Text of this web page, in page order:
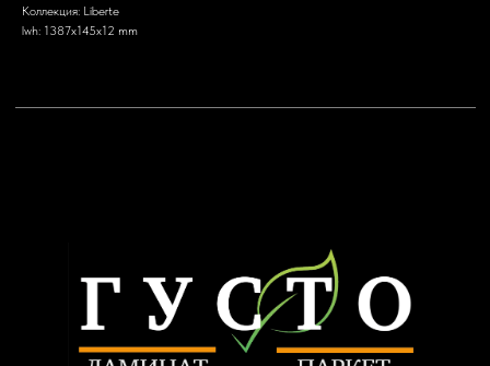
Коллекция: Liberte
lwh: 1387x145x12 mm
Связаться
ИП Трунилин Н.В.